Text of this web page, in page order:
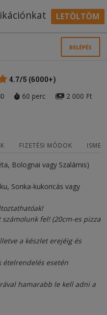
LETÖLTÖM
BELÉPÉS
4.7/5 (6000+)
60 perc 2 000 Ft
FIZETÉSI MÓDOK
Bolognai vagy Szalámis)
Sonka-kukoricás vagy
számolunk fel! (20cm-es pizza
a készlet erejéig és
ételrendelés esetén
hamarabb le kell adni a